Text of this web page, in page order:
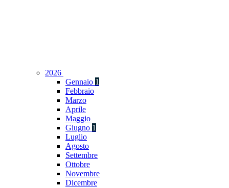
2026
Gennaio 1
Febbraio
Marzo
Aprile
Maggio
Giugno 1
Luglio
Agosto
Settembre
Ottobre
Novembre
Dicembre